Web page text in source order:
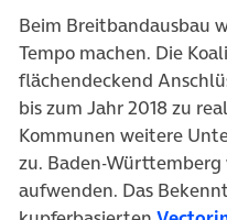
Beim Breitbandausbau
Tempo machen. Die
flächendeckend
bis zum Jahr 2018 zu
Kommunen weitere
zu. Baden-
aufwenden. Das